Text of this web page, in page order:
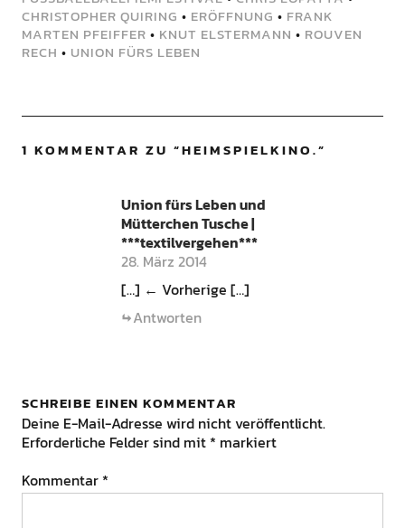
CHRISTOPHER QUIRING • ERÖFFNUNG • FRANK
MARTEN PFEIFFER • KNUT ELSTERMANN • ROUVEN
RECH • UNION FÜRS LEBEN
1 KOMMENTAR ZU “HEIMSPIELKINO.”
Union fürs Leben und
Mütterchen Tusche |
***textilvergehen***
28. März 2014
[…] ← Vorherige […]
Antworten
SCHREIBE EINEN KOMMENTAR
Deine E-Mail-Adresse wird nicht veröffentlicht.
Erforderliche Felder sind mit * markiert
Kommentar *